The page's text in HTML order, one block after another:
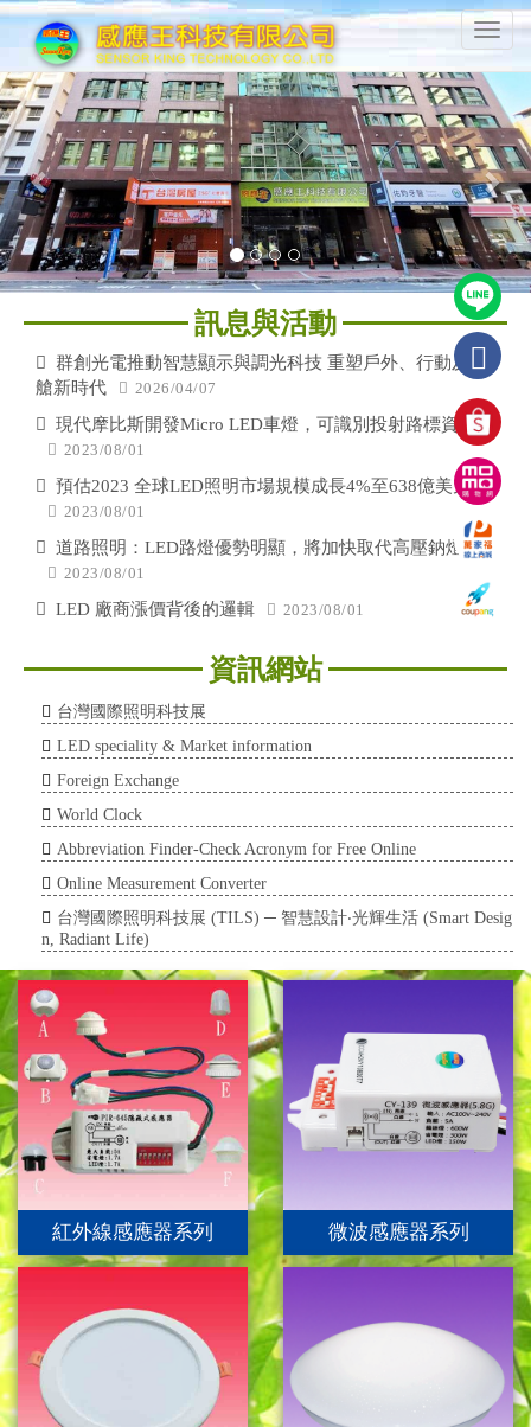
T
g
g
l
e
n
a
v
i
g
a
t
o
n
感
應
王
科
技
有
限
公
司
P
r
e
v
i
o
u
s
N
e
x
t
訊息與活動
群創光電推動智慧顯示與調光科技 重塑戶外、行動及座
艙新時代
2026/04/07
現代摩比斯開發Micro LED車燈，可識別投射路標資訊
2023/08/01
預估2023 全球LED照明市場規模成長4%至638億美元
2023/08/01
道路照明：LED路燈優勢明顯，將加快取代高壓鈉燈
2023/08/01
LED 廠商漲價背後的邏輯 2023/08/01
資訊網站
台灣國際照明科技展
LED speciality & Market information
Foreign Exchange
World Clock
Abbreviation Finder-Check Acronym for Free Online
Online Measurement Converter
台灣國際照明科技展 (TILS) ─ 智慧設計‧光輝生活 (Smart Desig
n, Radiant Life)
紅外線感應器系列 微波感應器系列